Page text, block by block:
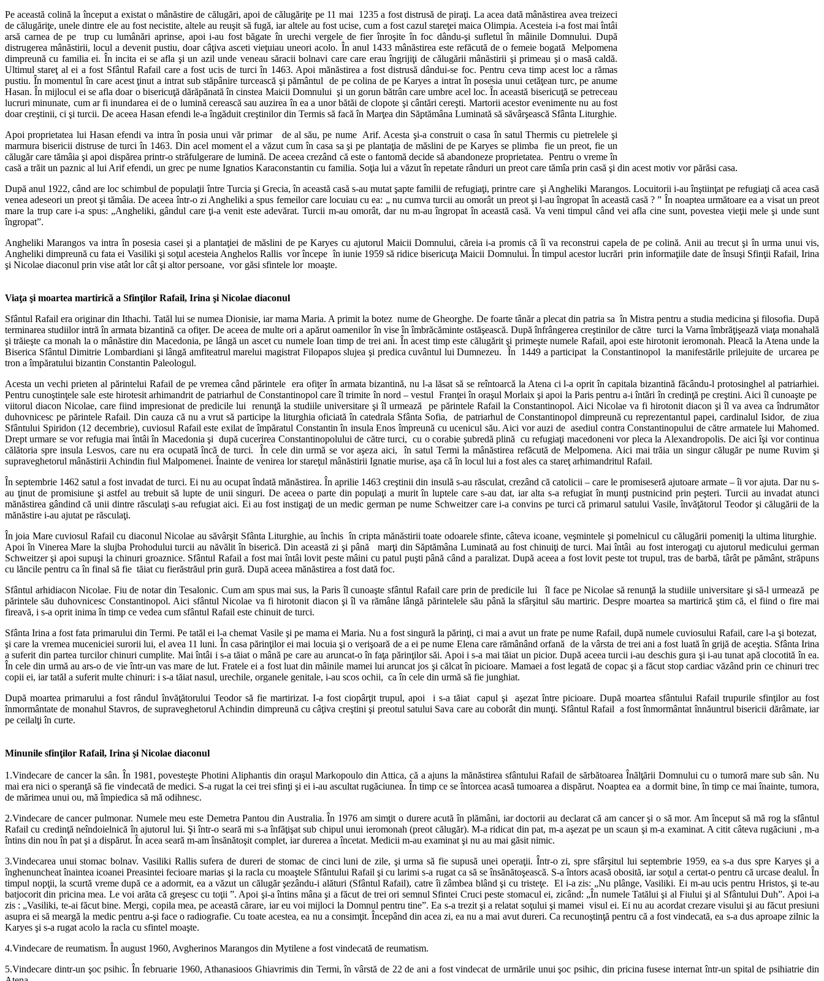
Pe această colină la început a existat o mânăstire de călugări, apoi de călugăriţe pe 11 mai 1235 a fost distrusă de piraţi. La acea dată mânăstirea avea treizeci
de călugăriţe, unele dintre ele au fost necistite, altele au reuşit să fugă, iar altele au fost ucise, cum a fost cazul stareţei maica Olimpia. Acesteia i-a fost mai întâi
arsă carnea de pe trup cu lumânări aprinse, apoi i-au fost băgate în urechi vergele de fier înroşite în foc dându-şi sufletul în mâinile Domnului. După
distrugerea mânăstirii, locul a devenit pustiu, doar câţiva asceti vieţuiau uneori acolo. În anul 1433 mânăstirea este refăcută de o femeie bogată Melpomena
dimpreună cu familia ei. În incita ei se afla şi un azil unde veneau săracii bolnavi care care erau îngrijiţi de călugării mânăstirii şi primeau şi o masă caldă.
Ultimul stareţ al ei a fost Sfântul Rafail care a fost ucis de turci în 1463. Apoi mănăstirea a fost distrusă dândui-se foc. Pentru ceva timp acest loc a rămas
pustiu. În momentul în care acest ţinut a intrat sub stăpânire turcească şi pământul de pe colina de pe Karyes a intrat în posesia unui cetăţean turc, pe anume
Hasan. În mijlocul ei se afla doar o bisericuţă dărăpănată în cinstea Maicii Domnului şi un gorun bătrân care umbre acel loc. În această bisericuţă se petreceau
lucruri minunate, cum ar fi inundarea ei de o lumină cerească sau auzirea în ea a unor bătăi de clopote şi cântări cereşti. Martorii acestor evenimente nu au fost
doar creştinii, ci şi turcii. De aceea Hasan efendi le-a îngăduit creştinilor din Termis să facă în Marţea din Săptămâna Luminată să săvârşească Sfânta Liturghie.
Apoi proprietatea lui Hasan efendi va intra în posia unui văr primar de al său, pe nume Arif. Acesta şi-a construit o casa în satul Thermis cu pietrelele şi
marmura bisericii distruse de turci în 1463. Din acel moment el a văzut cum în casa sa şi pe plantaţia de măslini de pe Karyes se plimba fie un preot, fie un
călugăr care tămâia şi apoi dispărea printr-o străfulgerare de lumină. De aceea crezând că este o fantomă decide să abandoneze proprietatea. Pentru o vreme în
casă a trăit un paznic al lui Arif efendi, un grec pe nume Ignatios Karaconstantin cu familia. Soţia lui a văzut în repetate rânduri un preot care tămîa prin casă şi din acest motiv vor părăsi casa.
După anul 1922, când are loc schimbul de populaţii între Turcia şi Grecia, în această casă s-au mutat şapte familii de refugiaţi, printre care şi Angheliki Marangos. Locuitorii i-au înştiinţat pe refugiaţi că acea casă
venea adeseori un preot şi tămâia. De aceea într-o zi Angheliki a spus femeilor care locuiau cu ea: „ nu cumva turcii au omorât un preot şi l-au îngropat în această casă ? ” În noaptea următoare ea a visat un preot
mare la trup care i-a spus: „Angheliki, gândul care ţi-a venit este adevărat. Turcii m-au omorât, dar nu m-au îngropat în această casă. Va veni timpul când vei afla cine sunt, povestea vieţii mele şi unde sunt
îngropat”.
Angheliki Marangos va intra în posesia casei şi a plantaţiei de măslini de pe Karyes cu ajutorul Maicii Domnului, căreia i-a promis că îi va reconstrui capela de pe colină. Anii au trecut şi în urma unui vis,
Angheliki dimpreună cu fata ei Vasiliki şi soţul acesteia Anghelos Rallis vor începe în iunie 1959 să ridice bisericuţa Maicii Domnului. În timpul acestor lucrări prin informaţiile date de însuşi Sfinţii Rafail, Irina
şi Nicolae diaconul prin vise atât lor cât şi altor persoane, vor găsi sfintele lor moaşte.
Viaţa şi moartea martirică a Sfinţilor Rafail, Irina şi Nicolae diaconul
Sfântul Rafail era originar din Ithachi. Tatăl lui se numea Dionisie, iar mama Maria. A primit la botez nume de Gheorghe. De foarte tânăr a plecat din patria sa în Mistra pentru a studia medicina şi filosofia. După
terminarea studiilor intră în armata bizantină ca ofiţer. De aceea de multe ori a apărut oamenilor în vise în îmbrăcăminte ostăşească. După înfrângerea creştinilor de către turci la Varna îmbrăţişează viaţa monahală
şi trăieşte ca monah la o mânăstire din Macedonia, pe lângă un ascet cu numele Ioan timp de trei ani. În acest timp este călugărit şi primeşte numele Rafail, apoi este hirotonit ieromonah. Pleacă la Atena unde la
Biserica Sfântul Dimitrie Lombardiani şi lângă amfiteatrul marelui magistrat Filopapos slujea şi predica cuvântul lui Dumnezeu. În 1449 a participat la Constantinopol la manifestările prilejuite de urcarea pe
tron a împăratului bizantin Constantin Paleologul.
Acesta un vechi prieten al părintelui Rafail de pe vremea când părintele era ofiţer în armata bizantină, nu l-a lăsat să se reîntoarcă la Atena ci l-a oprit în capitala bizantină făcându-l protosinghel al patriarhiei.
Pentru cunoştinţele sale este hirotesit arhimandrit de patriarhul de Constantinopol care îl trimite în nord – vestul Franţei în oraşul Morlaix şi apoi la Paris pentru a-i întări în credinţă pe creştini. Aici îl cunoaşte pe
viitorul diacon Nicolae, care fiind impresionat de predicile lui renunţă la studiile universitare şi îl urmează pe părintele Rafail la Constantinopol. Aici Nicolae va fi hirotonit diacon şi îl va avea ca îndrumător
duhovnicesc pe părintele Rafail. Din cauza că nu a vrut să participe la liturghia oficiată în catedrala Sfânta Sofia, de patriarhul de Constantinopol dimpreună cu reprezentantul papei, cardinalul Isidor, de ziua
Sfântului Spiridon (12 decembrie), cuviosul Rafail este exilat de împăratul Constantin în insula Enos împreună cu ucenicul său. Aici vor auzi de asediul contra Constantinopului de către armatele lui Mahomed.
Drept urmare se vor refugia mai întâi în Macedonia şi după cucerirea Constantinopolului de către turci, cu o corabie şubredă plină cu refugiaţi macedoneni vor pleca la Alexandropolis. De aici îşi vor continua
călătoria spre insula Lesvos, care nu era ocupată încă de turci. În cele din urmă se vor aşeza aici, în satul Termi la mânăstirea refăcută de Melpomena. Aici mai trăia un singur călugăr pe nume Ruvim şi
supraveghetorul mânăstirii Achindin fiul Malpomenei. Înainte de venirea lor stareţul mânăstirii Ignatie murise, aşa că în locul lui a fost ales ca stareţ arhimandritul Rafail.
În septembrie 1462 satul a fost invadat de turci. Ei nu au ocupat îndată mănăstirea. În aprilie 1463 creştinii din insulă s-au răsculat, crezând că catolicii – care le promiseseră ajutoare armate – îi vor ajuta. Dar nu s-
au ţinut de promisiune şi astfel au trebuit să lupte de unii singuri. De aceea o parte din populaţi a murit în luptele care s-au dat, iar alta s-a refugiat în munţi pustnicind prin peşteri. Turcii au invadat atunci
mănăstirea gândind că unii dintre răsculaţi s-au refugiat aici. Ei au fost instigaţi de un medic german pe nume Schweitzer care i-a convins pe turci că primarul satului Vasile, învăţătorul Teodor şi călugării de la
mănăstire i-au ajutat pe răsculaţi.
În joia Mare cuviosul Rafail cu diaconul Nicolae au săvârşit Sfânta Liturghie, au închis în cripta mănăstirii toate odoarele sfinte, câteva icoane, veşmintele şi pomelnicul cu călugării pomeniţi la ultima liturghie.
Apoi în Vinerea Mare la slujba Prohodului turcii au năvălit în biserică. Din această zi şi până marţi din Săptămâna Luminată au fost chinuiţi de turci. Mai întâi au fost interogaţi cu ajutorul medicului german
Schweitzer şi apoi supuşi la chinuri groaznice. Sfântul Rafail a fost mai întâi lovit peste mâini cu patul puşti până când a paralizat. După aceea a fost lovit peste tot trupul, tras de barbă, târât pe pământ, străpuns
cu lăncile pentru ca în final să fie tăiat cu fierăstrăul prin gură. După aceea mănăstirea a fost dată foc.
Sfântul arhidiacon Nicolae. Fiu de notar din Tesalonic. Cum am spus mai sus, la Paris îl cunoaşte sfântul Rafail care prin de predicile lui îl face pe Nicolae să renunţă la studiile universitare şi să-l urmează pe
părintele său duhovnicesc Constantinopol. Aici sfântul Nicolae va fi hirotonit diacon şi îl va rămâne lângă părintelele său până la sfârşitul său martiric. Despre moartea sa martirică ştim că, el fiind o fire mai
fireavă, i s-a oprit inima în timp ce vedea cum sfântul Rafail este chinuit de turci.
Sfânta Irina a fost fata primarului din Termi. Pe tatăl ei l-a chemat Vasile şi pe mama ei Maria. Nu a fost singură la părinţi, ci mai a avut un frate pe nume Rafail, după numele cuviosului Rafail, care l-a şi botezat,
şi care la vremea muceniciei surorii lui, el avea 11 luni. În casa părinţilor ei mai locuia şi o verişoară de a ei pe nume Elena care rămânând orfană de la vârsta de trei ani a fost luată în grijă de aceştia. Sfânta Irina
a suferit din partea turcilor chinuri cumplite. Mai întâi i s-a tăiat o mână pe care au aruncat-o în faţa părinţilor săi. Apoi i s-a mai tăiat un picior. După aceea turcii i-au deschis gura şi i-au tunat apă clocotită în ea.
În cele din urmă au ars-o de vie într-un vas mare de lut. Fratele ei a fost luat din mâinile mamei lui aruncat jos şi călcat în picioare. Mamaei a fost legată de copac şi a făcut stop cardiac văzând prin ce chinuri trec
copii ei, iar tatăl a suferit multe chinuri: i s-a tăiat nasul, urechile, organele genitale, i-au scos ochii, ca în cele din urmă să fie junghiat.
După moartea primarului a fost rândul învăţătorului Teodor să fie martirizat. I-a fost ciopârţit trupul, apoi i s-a tăiat capul şi aşezat între picioare. După moartea sfântului Rafail trupurile sfinţilor au fost
înmormântate de monahul Stavros, de supraveghetorul Achindin dimpreună cu câţiva creştini şi preotul satului Sava care au coborât din munţi. Sfântul Rafail a fost înmormântat înnăuntrul bisericii dărâmate, iar
pe ceilalţi în curte.
Minunile sfinţilor Rafail, Irina şi Nicolae diaconul
1.Vindecare de cancer la sân. În 1981, povesteşte Photini Aliphantis din oraşul Markopoulo din Attica, că a ajuns la mănăstirea sfântului Rafail de sărbătoarea Înălţării Domnului cu o tumoră mare sub sân. Nu
mai era nici o speranţă să fie vindecată de medici. S-a rugat la cei trei sfinţi şi ei i-au ascultat rugăciunea. În timp ce se întorcea acasă tumoarea a dispărut. Noaptea ea a dormit bine, în timp ce mai înainte, tumora,
de mărimea unui ou, mă împiedica să mă odihnesc.
2.Vindecare de cancer pulmonar. Numele meu este Demetra Pantou din Australia. În 1976 am simţit o durere acută în plămâni, iar doctorii au declarat că am cancer şi o să mor. Am început să mă rog la sfântul
Rafail cu credinţă neîndoielnică în ajutorul lui. Şi într-o seară mi s-a înfăţişat sub chipul unui ieromonah (preot călugăr). M-a ridicat din pat, m-a aşezat pe un scaun şi m-a examinat. A citit câteva rugăciuni , m-a
întins din nou în pat şi a dispărut. În acea seară m-am însănătoşit complet, iar durerea a încetat. Medicii m-au examinat şi nu au mai găsit nimic.
3.Vindecarea unui stomac bolnav. Vasiliki Rallis sufera de dureri de stomac de cinci luni de zile, şi urma să fie supusă unei operaţii. Într-o zi, spre sfârşitul lui septembrie 1959, ea s-a dus spre Karyes şi a
înghenuncheat înaintea icoanei Preasintei fecioare marias şi la racla cu moaştele Sfântului Rafail şi cu larimi s-a rugat ca să se însănătoşească. S-a întors acasă obosită, iar soţul a certat-o pentru că urcase dealul. În
timpul nopţii, la scurtă vreme după ce a adormit, ea a văzut un călugăr şezându-i alături (Sfântul Rafail), catre îi zâmbea blând şi cu tristeţe. El i-a zis: „Nu plânge, Vasiliki. Ei m-au ucis pentru Hristos, şi te-au
batjocorit din pricina mea. Le voi arăta că greşesc cu toţii ”. Apoi şi-a întins mâna şi a făcut de trei ori semnul Sfintei Cruci peste stomacul ei, zicând: „În numele Tatălui şi al Fiului şi al Sfântului Duh”. Apoi i-a
zis : „Vasiliki, te-ai făcut bine. Mergi, copila mea, pe această cărare, iar eu voi mijloci la Domnul pentru tine”. Ea s-a trezit şi a relatat soţului şi mamei visul ei. Ei nu au acordat crezare visului şi au făcut presiuni
asupra ei să meargă la medic pentru a-şi face o radiografie. Cu toate acestea, ea nu a consimţit. Începând din acea zi, ea nu a mai avut dureri. Ca recunoştinţă pentru că a fost vindecată, ea s-a dus aproape zilnic la
Karyes şi s-a rugat acolo la racla cu sfintel moaşte.
4.Vindecare de reumatism. În august 1960, Avgherinos Marangos din Mytilene a fost vindecată de reumatism.
5.Vindecare dintr-un şoc psihic. În februarie 1960, Athanasioos Ghiavrimis din Termi, în vârstă de 22 de ani a fost vindecat de urmările unui şoc psihic, din pricina fusese internat într-un spital de psihiatrie din